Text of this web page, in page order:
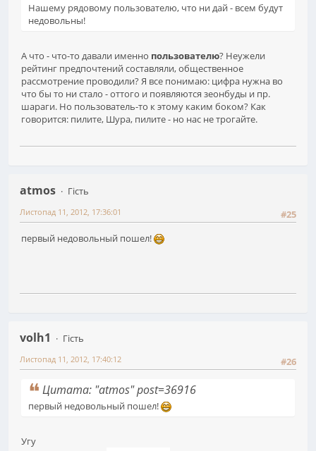
Нашему рядовому пользователю, что ни дай - всем будут
недовольны!
А что - что-то давали именно пользователю? Неужели
рейтинг предпочтений составляли, общественное
рассмотрение проводили? Я все понимаю: цифра нужна во
что бы то ни стало - оттого и появляются зеонбуды и пр.
шараги. Но пользователь-то к этому каким боком? Как
говорится: пилите, Шура, пилите - но нас не трогайте.
atmos
Гість
#25
Листопад 11, 2012, 17:36:01
первый недовольный пошел!
volh1
Гість
#26
Листопад 11, 2012, 17:40:12
Цитата: "atmos" post=36916
первый недовольный пошел!
Угу